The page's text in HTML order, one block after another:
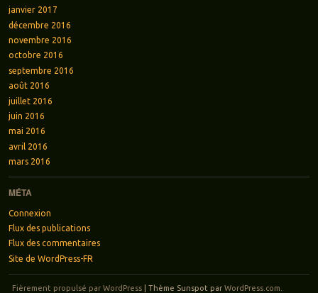
janvier 2017
décembre 2016
novembre 2016
octobre 2016
septembre 2016
août 2016
juillet 2016
juin 2016
mai 2016
avril 2016
mars 2016
MÉTA
Connexion
Flux des publications
Flux des commentaires
Site de WordPress-FR
Fièrement propulsé par WordPress |Thème Sunspot parWordPress.com